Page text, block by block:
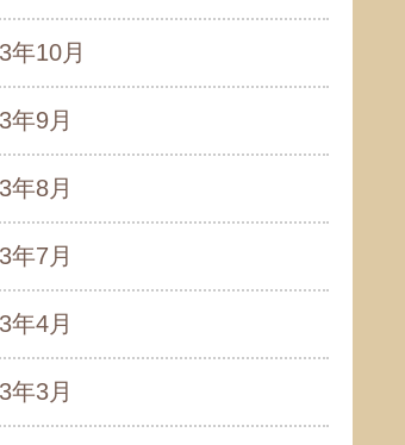
年10月
年9月
年8月
年7月
年4月
年3月